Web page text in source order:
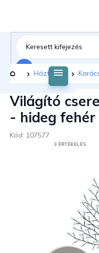
tartalomhoz
Kezdőlap
Háztartás
Világító
- hideg fehér
Kód: 107577
3 ÉRTÉKELÉS